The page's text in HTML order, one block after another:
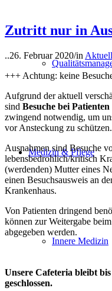
Medizin & Pflege
Innere Medizin
Zutritt nur in
..26. Februar 2020/in
+++ Achtung: keine
Aufgrund der aktuell
sind Besuche bei
zwingend notwendig, um
vor Ansteckung zu schützen.
Ausnahmen sind Besuche
lebensbedrohlich/kritisch
(werdenden) Mutter eines
einen Besuchsausweis an
Krankenhaus.
Von Patienten dringend
können zur Weitergabe
abgegeben werden.
Unsere Cafeteria bleibt
geschlossen.